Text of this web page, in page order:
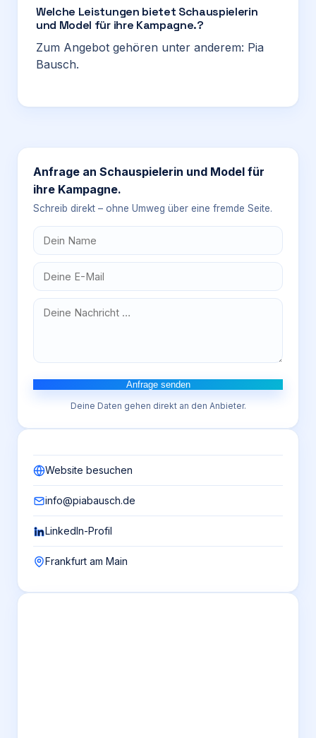
Welche Leistungen bietet Schauspielerin
und Model für ihre Kampagne.?
Zum Angebot gehören unter anderem: Pia
Bausch.
Anfrage an Schauspielerin und Model für
ihre Kampagne.
Schreib direkt – ohne Umweg über eine fremde Seite.
Anfrage senden
Deine Daten gehen direkt an den Anbieter.
Website besuchen
info@piabausch.de
LinkedIn-Profil
Frankfurt am Main